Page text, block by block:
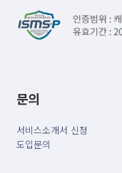
문의
서비스소개서 신청
도입문의